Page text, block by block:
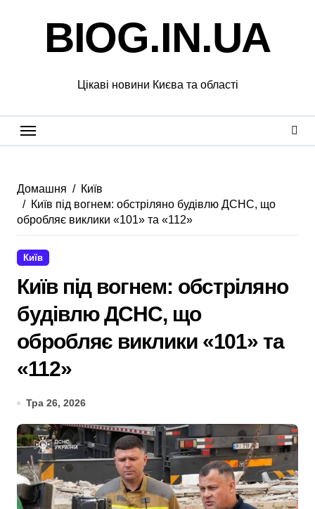
BIOG.IN.UA
Цікаві новини Києва та області
Домашня
Київ
Київ під вогнем: обстріляно будівлю ДСНС, що
обробляє виклики «101» та «112»
Київ
Київ під вогнем: обстріляно
будівлю ДСНС, що
обробляє виклики «101» та
«112»
Тра 26, 2026